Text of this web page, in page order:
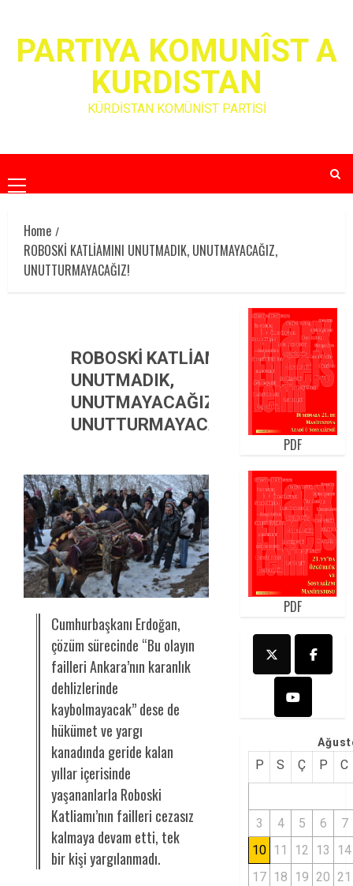
contentPARTIYA KOMUNÎST A
KURDISTAN
KÜRDİSTAN KOMÜNİST PARTİSİ
Primary
Menu
Home
ROBOSKİ KATLİAMINI UNUTMADIK, UNUTMAYACAĞIZ,
UNUTTURMAYACAĞIZ!
ROBOSKİ KATLİAMINI
UNUTMADIK,
UNUTMAYACAĞIZ,
UNUTTURMAYACAĞIZ!
Cumhurbaşkanı Erdoğan,
çözüm sürecinde “Bu olayın
failleri Ankara’nın karanlık
dehlizlerinde
kaybolmayacak” dese de
hükümet ve yargı
kanadında geride kalan
yıllar içerisinde
yaşananlarla Roboski
Katliamı’nın failleri cezasız
kalmaya devam etti, tek
bir kişi yargılanmadı.
PDF
PDF
P S Ç P C
3 4 5 6
7
10 11 12 13
14
17 18 19 20 21